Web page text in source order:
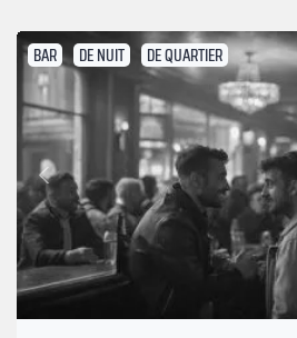
BAR DE NUIT DE QUARTIER
Précédent